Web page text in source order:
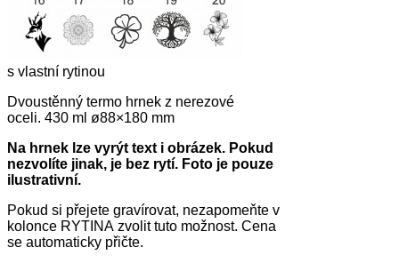
s vlastní rytinou
Dvoustěnný termo hrnek z nerezové
oceli. 430 ml ø88×180 mm
Na hrnek lze vyrýt text i obrázek. Pokud
nezvolíte jinak, je bez rytí. Foto je pouze
ilustrativní.
Pokud si přejete gravírovat, nezapomeňte v
kolonce RYTINA zvolit tuto možnost. Cena
se automaticky přičte.